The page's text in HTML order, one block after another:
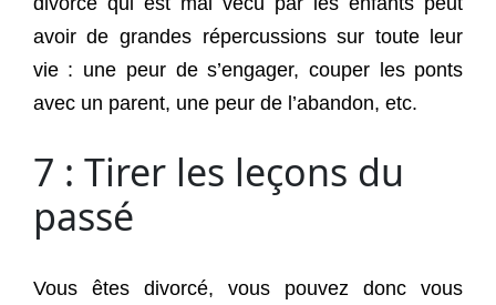
avoir de grandes répercussions sur toute leur
vie : une peur de s’engager, couper les ponts
avec un parent, une peur de l’abandon, etc.
7 : Tirer les leçons du
passé
Vous êtes divorcé, vous pouvez donc vous